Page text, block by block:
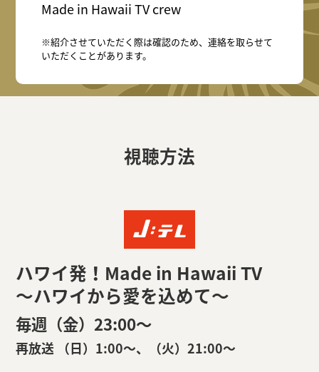
Made in Hawaii TV crew
※紹介させていただく際は確認のため、連絡を取らせて
いただくことがあります。
視聴方法
ハワイ発！Made in Hawaii TV
～ハワイから愛を込めて～
毎週（金）23:00〜
再放送 （日）1:00〜、（火）21:00〜